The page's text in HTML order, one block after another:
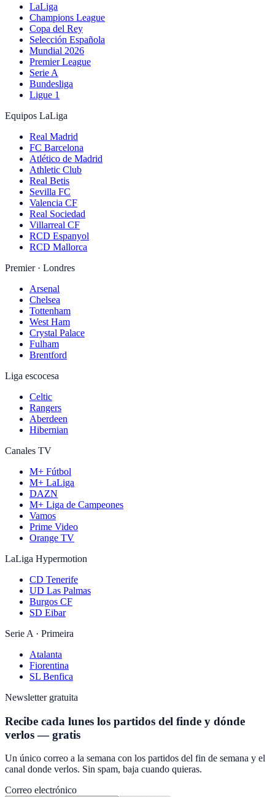
LaLiga
Champions League
Copa del Rey
Selección Española
Mundial 2026
Premier League
Serie A
Bundesliga
Ligue 1
Equipos LaLiga
Real Madrid
FC Barcelona
Atlético de Madrid
Athletic Club
Real Betis
Sevilla FC
Valencia CF
Real Sociedad
Villarreal CF
RCD Espanyol
RCD Mallorca
Premier · Londres
Arsenal
Chelsea
Tottenham
West Ham
Crystal Palace
Fulham
Brentford
Liga escocesa
Celtic
Rangers
Aberdeen
Hibernian
Canales TV
M+ Fútbol
M+ LaLiga
DAZN
M+ Liga de Campeones
Vamos
Prime Video
Orange TV
LaLiga Hypermotion
CD Tenerife
UD Las Palmas
Burgos CF
SD Eibar
Serie A · Primeira
Atalanta
Fiorentina
SL Benfica
Newsletter gratuita
Recibe cada lunes los partidos del finde y dónde
verlos — gratis
Un único correo a la semana con los partidos del fin de semana y el
canal donde verlos. Sin spam, baja cuando quieras.
Correo electrónico